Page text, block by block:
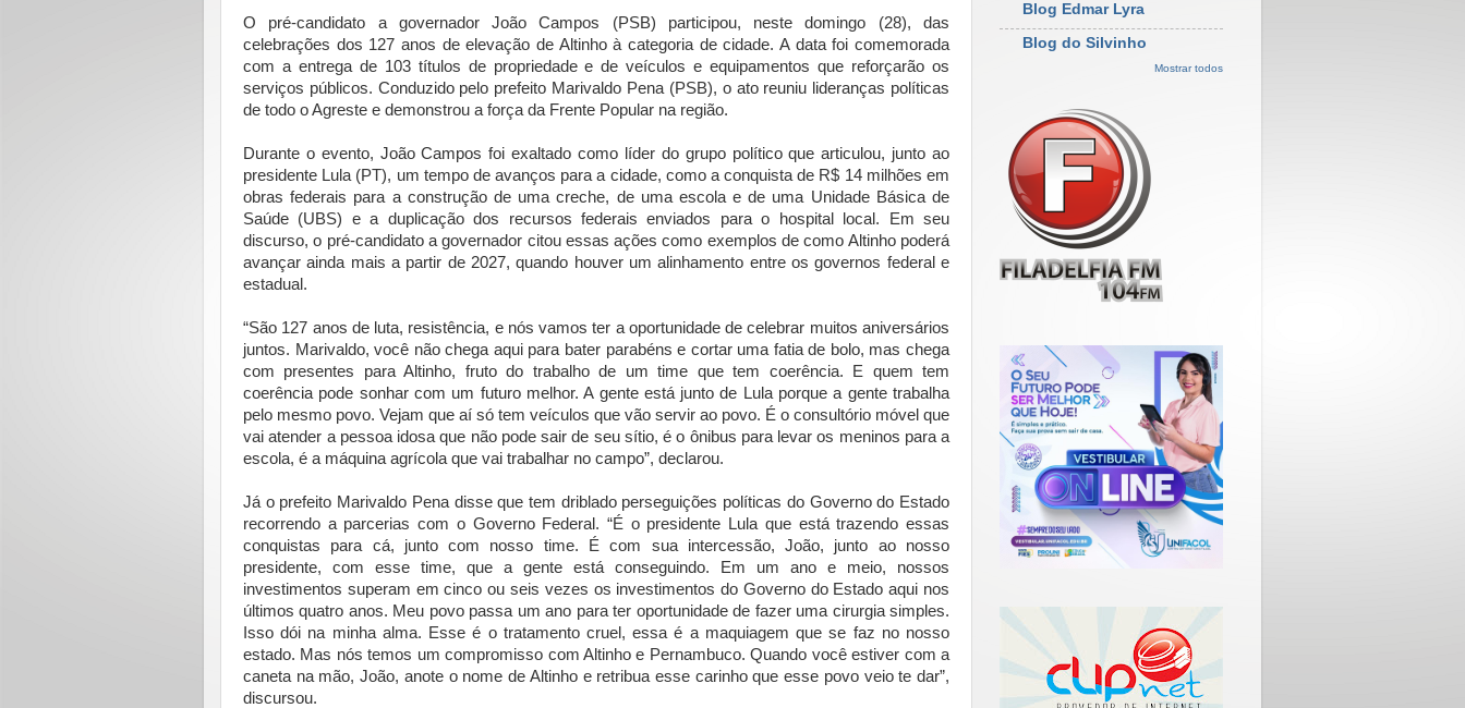
O pré-candidato a governador João Campos (PSB) participou, neste domingo (28), das
celebrações dos 127 anos de elevação de Altinho à categoria de cidade. A data foi comemorada
com a entrega de 103 títulos de propriedade e de veículos e equipamentos que reforçarão os
serviços públicos. Conduzido pelo prefeito Marivaldo Pena (PSB), o ato reuniu lideranças políticas
de todo o Agreste e demonstrou a força da Frente Popular na região.
Durante o evento, João Campos foi exaltado como líder do grupo político que articulou, junto ao
presidente Lula (PT), um tempo de avanços para a cidade, como a conquista de R$ 14 milhões em
obras federais para a construção de uma creche, de uma escola e de uma Unidade Básica de
Saúde (UBS) e a duplicação dos recursos federais enviados para o hospital local. Em seu
discurso, o pré-candidato a governador citou essas ações como exemplos de como Altinho poderá
avançar ainda mais a partir de 2027, quando houver um alinhamento entre os governos federal e
estadual.
“São 127 anos de luta, resistência, e nós vamos ter a oportunidade de celebrar muitos aniversários
juntos. Marivaldo, você não chega aqui para bater parabéns e cortar uma fatia de bolo, mas chega
com presentes para Altinho, fruto do trabalho de um time que tem coerência. E quem tem
coerência pode sonhar com um futuro melhor. A gente está junto de Lula porque a gente trabalha
pelo mesmo povo. Vejam que aí só tem veículos que vão servir ao povo. É o consultório móvel que
vai atender a pessoa idosa que não pode sair de seu sítio, é o ônibus para levar os meninos para a
escola, é a máquina agrícola que vai trabalhar no campo”, declarou.
Já o prefeito Marivaldo Pena disse que tem driblado perseguições políticas do Governo do Estado
recorrendo a parcerias com o Governo Federal. “É o presidente Lula que está trazendo essas
conquistas para cá, junto com nosso time. É com sua intercessão, João, junto ao nosso
presidente, com esse time, que a gente está conseguindo. Em um ano e meio, nossos
investimentos superam em cinco ou seis vezes os investimentos do Governo do Estado aqui nos
últimos quatro anos. Meu povo passa um ano para ter oportunidade de fazer uma cirurgia simples.
Isso dói na minha alma. Esse é o tratamento cruel, essa é a maquiagem que se faz no nosso
estado. Mas nós temos um compromisso com Altinho e Pernambuco. Quando você estiver com a
caneta na mão, João, anote o nome de Altinho e retribua esse carinho que esse povo veio te dar”,
discursou.
Blog Edmar Lyra
Blog do Silvinho
Mostrar todos